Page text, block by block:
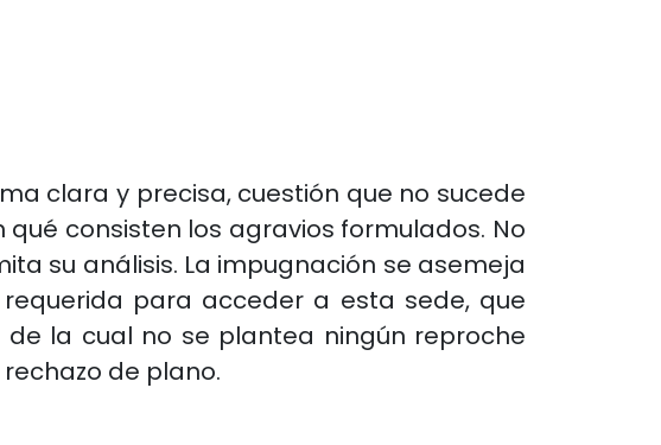
clara y precisa, cuestión que no sucede
consisten los agravios formulados. No
su análisis. La impugnación se asemeja
para acceder a esta sede, que
la cual no se plantea ningún reproche
de plano.